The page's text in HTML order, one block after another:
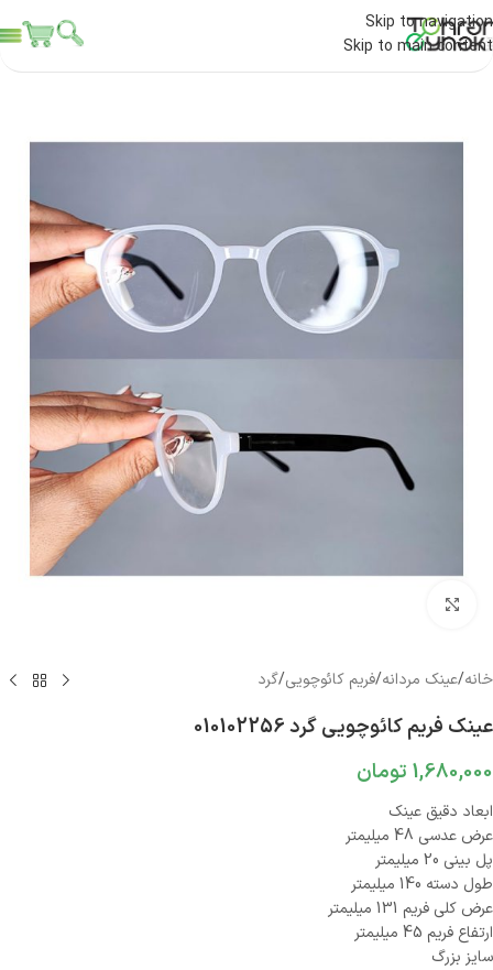
Skip to navigation
Skip to main content
خانه/عینک مردانه/فریم کائوچویی/گرد
عینک فریم کائوچویی گرد 010102256
1,680,000 تومان
ابعاد دقیق عینک
عرض عدسی 48 میلیمتر
پل بینی 20 میلیمتر
طول دسته 140 میلیمتر
عرض کلی فریم 131 میلیمتر
ارتفاع فریم 45 میلیمتر
سایز بزرگ